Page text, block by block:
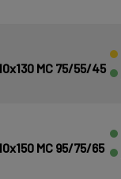
MC 75/55/45
MC 95/75/65